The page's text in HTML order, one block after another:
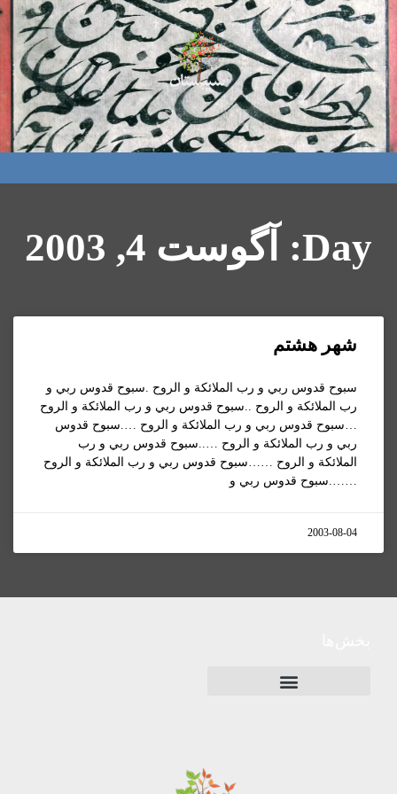
Day: آگوست 4, 2003
شهر هشتم
سبوح قدوس ربي و رب الملائکة و الروح .سبوح قدوس ربي و
رب الملائکة و الروح ..سبوح قدوس ربي و رب الملائکة و الروح
…سبوح قدوس ربي و رب الملائکة و الروح ….سبوح قدوس
ربي و رب الملائکة و الروح …..سبوح قدوس ربي و رب
الملائکة و الروح ……سبوح قدوس ربي و رب الملائکة و الروح
…….سبوح قدوس ربي و
2003-08-04